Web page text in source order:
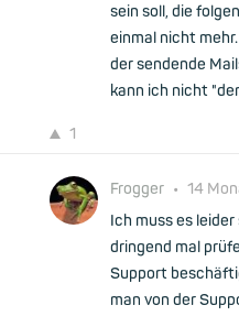
sein soll, die
einmal nicht
der sendende
kann ich nicht
1
Frogger • 14
Ich muss es
dringend mal
Support
man von der